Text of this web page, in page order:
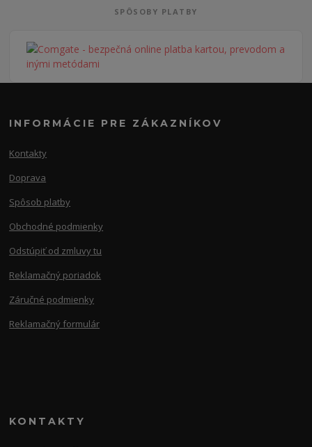
SPÔSOBY PLATBY
INFORMÁCIE PRE ZÁKAZNÍKOV
Kontakty
Doprava
Spôsob platby
Obchodné podmienky
Odstúpiť od zmluvy tu
Reklamačný poriadok
Záručné podmienky
Reklamačný formulár
KONTAKTY